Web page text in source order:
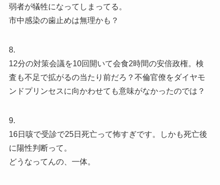
弱者が犠牲になってしまってる。
市中感染の歯止めは無理かも？
8.
12分の対策会議を10回開いて会食2時間の安倍政権。検
査も不足で拡がるの当たり前だろ？不倫官僚をダイヤモ
ンドプリンセスに向かわせても意味がなかったのでは？
9.
16日咳で受診で25日死亡って怖すぎです。しかも死亡後
に陽性判断って。
どうなってんの、一体。